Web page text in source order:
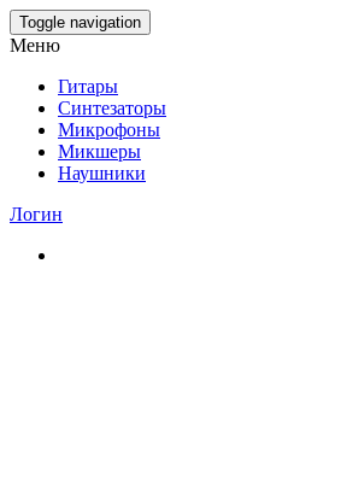
Skip
to
content
Toggle navigation
Меню
Гитары
Синтезаторы
Микрофоны
Микшеры
Наушники
Логин